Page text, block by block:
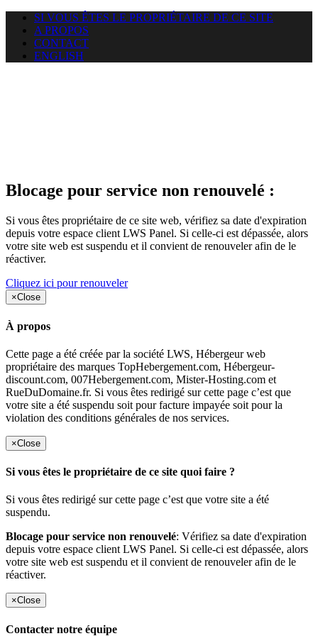
SI VOUS ÊTES LE PROPRIÉTAIRE DE CE SITE
A PROPOS
CONTACT
ENGLISH
Blocage pour service non renouvelé :
Si vous êtes propriétaire de ce site web, vérifiez sa date d'expiration
depuis votre espace client LWS Panel. Si celle-ci est dépassée, alors
votre site web est suspendu et il convient de renouveler afin de le
réactiver.
Cliquez ici pour renouveler
×Close
À propos
Cette page a été créée par la société LWS, Hébergeur web
propriétaire des marques TopHebergement.com, Hébergeur-
discount.com, 007Hebergement.com, Mister-Hosting.com et
RueDuDomaine.fr. Si vous êtes redirigé sur cette page c’est que
votre site a été suspendu soit pour facture impayée soit pour la
violation des conditions générales de nos services.
×Close
Si vous êtes le propriétaire de ce site quoi faire ?
Si vous êtes redirigé sur cette page c’est que votre site a été
suspendu.
Blocage pour service non renouvelé: Vérifiez sa date d'expiration
depuis votre espace client LWS Panel. Si celle-ci est dépassée, alors
votre site web est suspendu et il convient de renouveler afin de le
réactiver.
×Close
Contacter notre équipe